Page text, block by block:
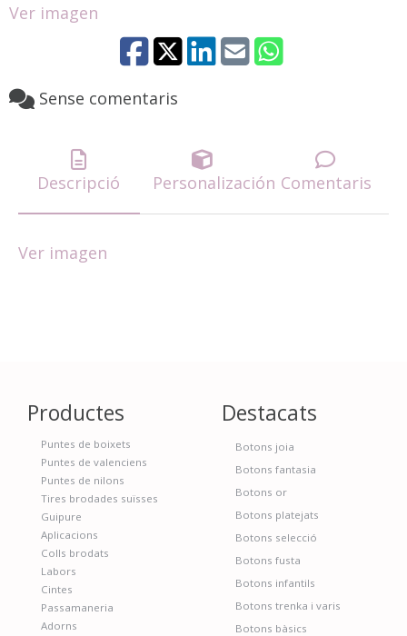
Ver imagen
Sense comentaris
Descripció Personalización Comentaris
Ver imagen
Productes
Puntes de boixets
Puntes de valenciens
Puntes de nilons
Tires brodades suïsses
Guipure
Aplicacions
Colls brodats
Labors
Cintes
Passamaneria
Adorns
Destacats
Botons joia
Botons fantasia
Botons or
Botons platejats
Botons selecció
Botons fusta
Botons infantils
Botons trenka i varis
Botons bàsics